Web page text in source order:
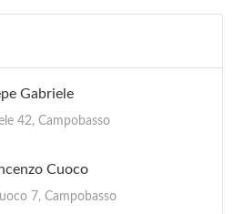
Gabriele
42, Campobasso
Cuoco
7, Campobasso